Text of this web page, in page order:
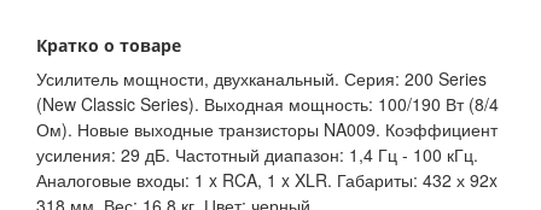
Кратко о товаре
Усилитель мощности, двухканальный. Серия: 200 Series
(New Classic Series). Выходная мощность: 100/190 Вт (8/4
Ом). Новые выходные транзисторы NA009. Коэффициент
усиления: 29 дБ. Частотный диапазон: 1,4 Гц - 100 кГц.
Аналоговые входы: 1 x RCA, 1 x XLR. Габариты: 432 х 92x